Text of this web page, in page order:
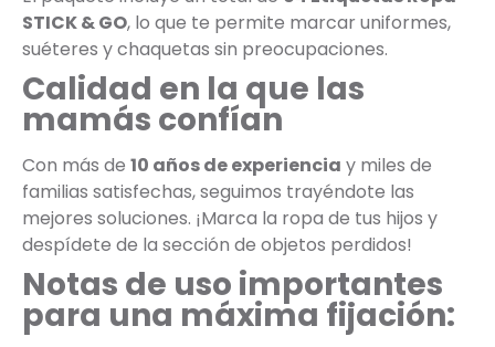
STICK & GO, lo que te permite marcar uniformes,
suéteres y chaquetas sin preocupaciones.
Calidad en la que las
mamás confían
Con más de 10 años de experiencia y miles de
familias satisfechas, seguimos trayéndote las
mejores soluciones. ¡Marca la ropa de tus hijos y
despídete de la sección de objetos perdidos!
Notas de uso importantes
para una máxima fijación: